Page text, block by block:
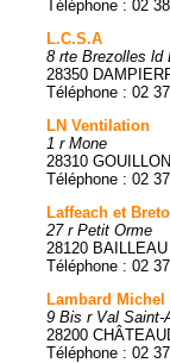
Téléphone : 02
L.C.S.A
8 rte Brezolles ld
28350
Téléphone : 02
LN Ventilation
1 r Mone
28310
Téléphone : 02
Laffeach et
27 r Petit Orme
28120
Téléphone : 02
Lambard Michel
9 Bis r Val Saint-
28200
Téléphone : 02